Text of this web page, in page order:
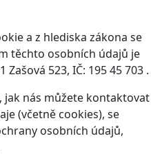
a z hlediska zákona se
těchto osobních údajů je
Zašová 523, IČ: 195 45 703 .
nás můžete kontaktovat
(včetně cookies), se
osobních údajů,